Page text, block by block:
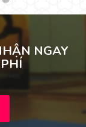
NGAY